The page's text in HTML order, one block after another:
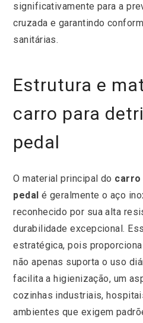
significativamente para a
cruzada e garantindo
sanitárias.
Estrutura e
carro para
pedal
O material principal do carro
pedal é geralmente o aço
reconhecido por sua alta
durabilidade excepcional.
estratégica, pois
não apenas suporta o uso
facilita a higienização, um
cozinhas industriais,
ambientes que exigem